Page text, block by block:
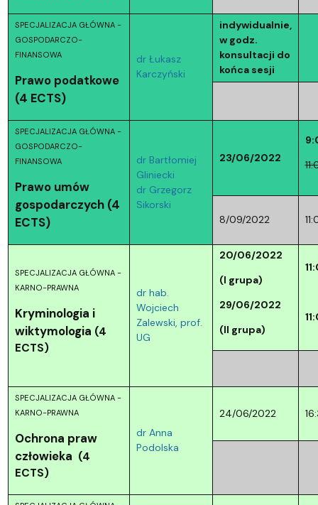
SPECJALIZACJA GŁÓWNA -
GOSPODARCZO-
FINANSOWA
Prawo podatkowe
(4 ECTS)
dr Łukasz
Karczyński
indywidualnie,
w godz.
konsultacji do
końca sesji
SPECJALIZACJA GŁÓWNA -
GOSPODARCZO-
FINANSOWA
Prawo umów
gospodarczych (4
ECTS)
dr Bartłomiej
Gliniecki
dr Grzegorz
Sikorski
23/06/2022
8/09/2022
SPECJALIZACJA GŁÓWNA -
KARNO-PRAWNA
Kryminologia i
wiktymologia (4
ECTS)
dr hab.
Wojciech
Zalewski, prof.
UG
20/06/2022
(I grupa)
29/06/2022
(II grupa)
SPECJALIZACJA GŁÓWNA -
KARNO-PRAWNA
Ochrona praw
człowieka (4
ECTS)
dr Anna
Podolska
24/06/2022